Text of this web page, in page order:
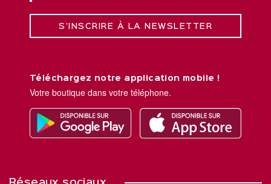
S’INSCRIRE À LA NEWSLETTER
Téléchargez notre application mobile !
Votre boutique dans votre téléphone.